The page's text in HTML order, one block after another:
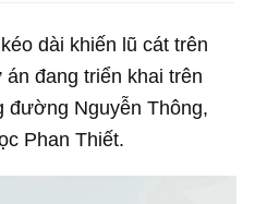
dài khiến lũ cát trên
đang triển khai trên
đường Nguyễn Thông,
Phan Thiết.